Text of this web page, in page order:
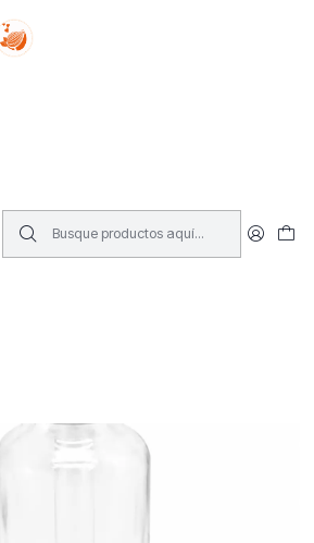
sueños se concretan aquí !!!
15 ml gollete plata